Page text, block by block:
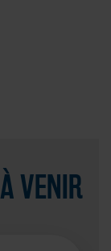
VENIR